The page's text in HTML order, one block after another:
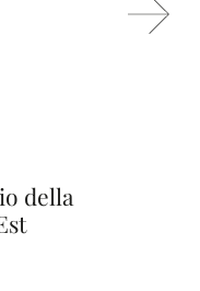
della